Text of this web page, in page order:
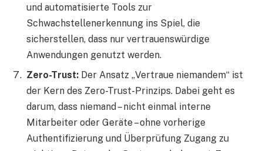
und automatisierte Tools zur
Schwachstellenerkennung ins Spiel, die
sicherstellen, dass nur vertrauenswürdige
Anwendungen genutzt werden.
Zero-Trust: Der Ansatz „Vertraue niemandem“ ist
der Kern des Zero-Trust-Prinzips. Dabei geht es
darum, dass niemand – nicht einmal interne
Mitarbeiter oder Geräte – ohne vorherige
Authentifizierung und Überprüfung Zugang zu